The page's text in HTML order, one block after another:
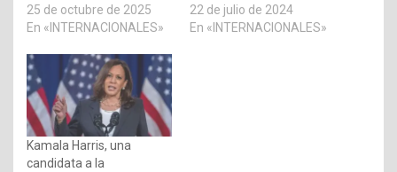
25 de octubre de 2025
En «INTERNACIONALES»
22 de julio de 2024
En «INTERNACIONALES»
Kamala Harris, una
candidata a la